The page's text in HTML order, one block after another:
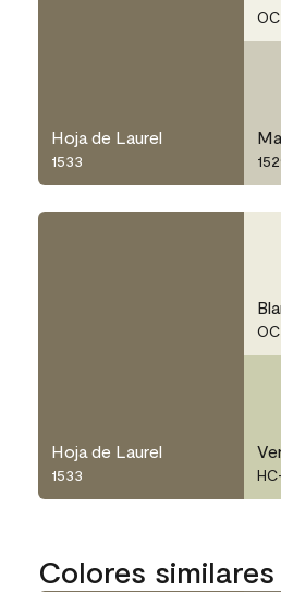
Hoja de Laurel
1533
Hoja de Laurel
1533
Colores similares